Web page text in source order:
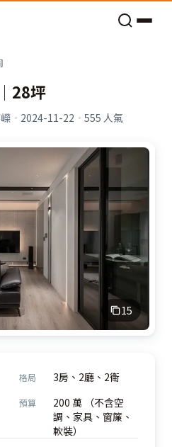
坪
· 2024-11-22 · 555 人氣
15
格局 3房、2廳、2衛
預算
200 萬 （不含空
調、家具、窗簾、
軟裝）